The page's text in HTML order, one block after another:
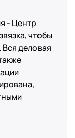
- Центр
чтобы
деловая